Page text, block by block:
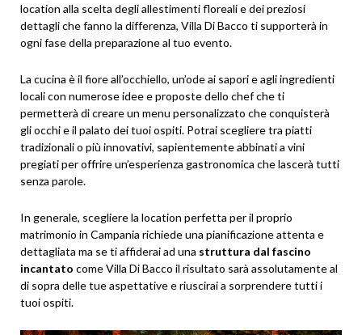
location alla scelta degli allestimenti floreali e dei preziosi
dettagli che fanno la differenza, Villa Di Bacco ti supporterà in
ogni fase della preparazione al tuo evento.
La cucina è il fiore all’occhiello, un’ode ai sapori e agli ingredienti
locali con numerose idee e proposte dello chef che ti
permetterà di creare un menu personalizzato che conquisterà
gli occhi e il palato dei tuoi ospiti. Potrai scegliere tra piatti
tradizionali o più innovativi, sapientemente abbinati a vini
pregiati per offrire un’esperienza gastronomica che lascerà tutti
senza parole.
In generale, scegliere la location perfetta per il proprio
matrimonio in Campania richiede una pianificazione attenta e
dettagliata ma se ti affiderai ad una struttura dal fascino
incantato come Villa Di Bacco il risultato sarà assolutamente al
di sopra delle tue aspettative e riuscirai a sorprendere tutti i
tuoi ospiti.